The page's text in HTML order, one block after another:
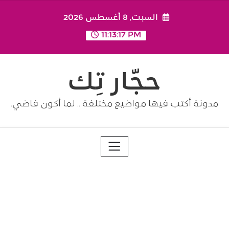
السبت, 8 أغسطس 2026
11:13:17 PM
حجّار تِك
مدونة أكتب فيها مواضيع مختلفة .. لما أكون فاضي.